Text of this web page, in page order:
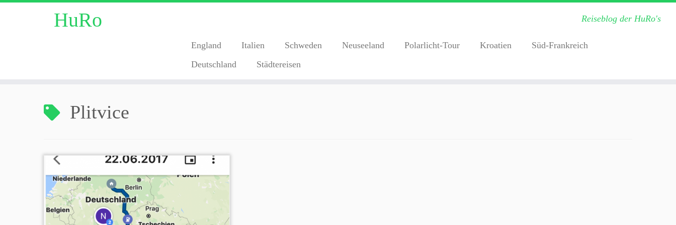
HuRo Reiseblog der HuRo's
England Italien Schweden Neuseeland Polarlicht-Tour Kroatien
Süd-Frankreich
Deutschland
Städtereisen
Plitvice